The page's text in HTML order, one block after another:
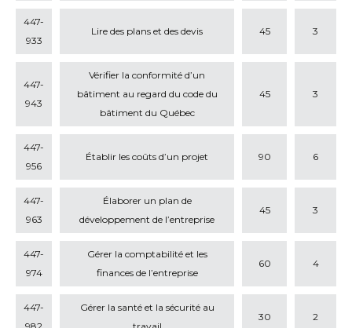
447-
933
Lire des plans et des devis 45 3
447-
943
Vérifier la conformité d’un
bâtiment au regard du code du
bâtiment du Québec
45 3
447-
956
Établir les coûts d’un projet 90 6
447-
963
Élaborer un plan de
développement de l’entreprise
45 3
447-
974
Gérer la comptabilité et les
finances de l’entreprise
60 4
447-
Gérer la santé et la sécurité au
30 2